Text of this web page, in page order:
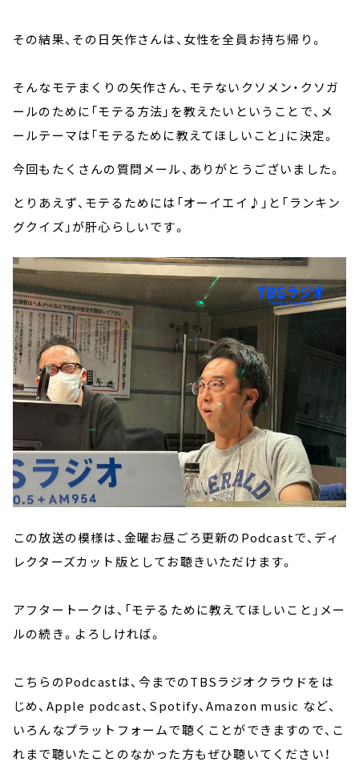
その結果、その日矢作さんは、女性を全員お持ち帰り。
そんなモテまくりの矢作さん、モテないクソメン・クソガ
ールのために「モテる方法」を教えたいということで、メ
ールテーマは「モテるために教えてほしいこと」に決定。
今回もたくさんの質問メール、ありがとうございました。
とりあえず、モテるためには「オーイエイ♪」と「ランキン
グクイズ」が肝心らしいです。
この放送の模様は、金曜お昼ごろ更新のPodcastで、ディ
レクターズカット版としてお聴きいただけます。
アフタートークは、「モテるために教えてほしいこと」メー
ルの続き。よろしければ。
こちらのPodcastは、今までのTBSラジオクラウドをは
じめ、Apple podcast、Spotify、Amazon music など、
いろんなプラットフォームで聴くことができますので、こ
れまで聴いたことのなかった方もぜひ聴いてください！